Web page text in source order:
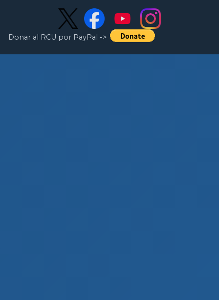
Donar al RCU por PayPal ->